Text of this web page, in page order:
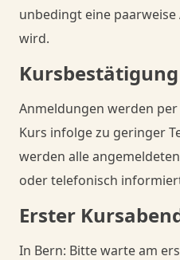
unbedingt eine
wird.
Kursbestätigung
Anmeldungen werden
Kurs infolge zu geringer
werden alle
oder telefonisch
Erster
In Bern: Bitte warte am